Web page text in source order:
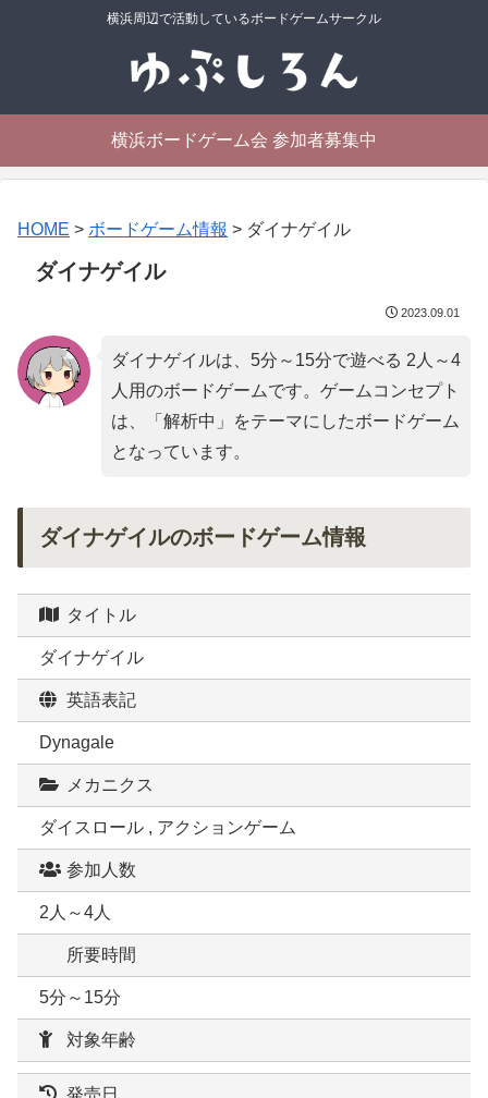
横浜周辺で活動しているボードゲームサークル
横浜ボードゲーム会 参加者募集中
HOME > ボードゲーム情報 > ダイナゲイル
ダイナゲイル
2023.09.01
ダイナゲイルは、5分～15分で遊べる 2人～4
人用のボードゲームです。ゲームコンセプト
は、「 解析中 」をテーマにしたボードゲーム
となっています。
ダイナゲイルのボードゲーム情報
タイトル
ダイナゲイル
英語表記
Dynagale
メカニクス
ダイスロール , アクションゲーム
参加人数
2人～4人
所要時間
5分～15分
対象年齢